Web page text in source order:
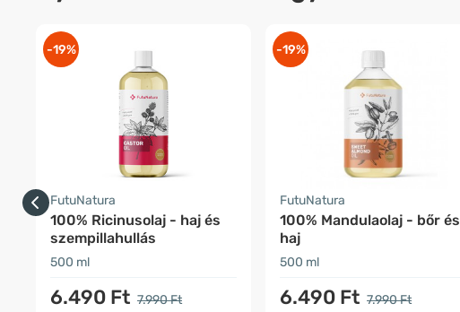
-19%
FutuNatura
100% Ricinusolaj - haj és
szempillahullás
500 ml
6.490 Ft 7.990 Ft
-19%
FutuNatura
100% Mandulaolaj - bőr és
haj
500 ml
6.490 Ft 7.990 Ft